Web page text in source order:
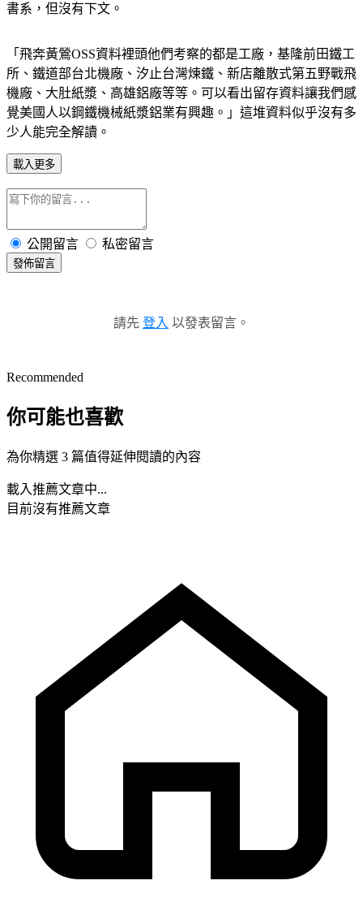
書系，但沒有下文。
「飛奔黃鶯OSS資料裡頭他們考察的都是工廠，基隆前田鐵工
所、鐵道部台北機廠、汐止台灣煉鐵、新店離散式第五野戰飛
機廠、大肚紙漿、高雄鋁廠等等。可以看出留存資料讓我們感
覺美國人以鋼鐵機械紙漿鋁業有興趣。」這堆資料似乎沒有多
少人能完全解讀。
載入更多
公開留言 私密留言
發佈留言
請先 登入 以發表留言。
Recommended
你可能也喜歡
為你精選 3 篇值得延伸閱讀的內容
載入推薦文章中...
目前沒有推薦文章